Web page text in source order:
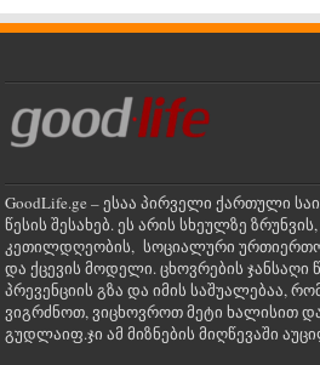
GoodLife.ge – ესაა პირველი ქართული
წესის შესახებ. ეს არის სხეულზე
კეთილდღეობის, სოციალური
და ქცევის მოდელი. ცხოვრების ჯანსაღი
პრევენციის გზა და იმის საშუალებაა,
ვიგრძნოთ, ვიცხოვროთ მეტი ხალისით
გუდლაიფ.ჯი ამ მიზნების მიღწევაში